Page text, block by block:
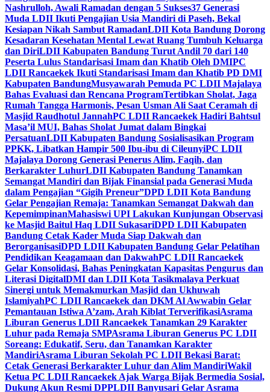
Nashrulloh, Awali Ramadan dengan 5 Sukses37 Generasi
Muda LDII Ikuti Pengajian Usia Mandiri di Paseh, Bekal
Kesiapan Nikah Sambut RamadanLDII Kota Bandung Dorong
Kesadaran Kesehatan Mental Lewat Ruang Tumbuh Keluarga
dan DiriLDII Kabupaten Bandung Turut Andil 70 dari 140
Peserta Lulus Standarisasi Imam dan Khatib Oleh DMIPC
LDII Rancaekek Ikuti Standarisasi Imam dan Khatib PD DMI
Kabupaten BandungMusyawarah Pemuda PC LDII Majalaya
Bahas Evaluasi dan Rencana ProgramTertibkan Sholat, Jaga
Rumah Tangga Harmonis, Pesan Usman Ali Saat Ceramah di
Masjid Raudhotul JannahPC LDII Rancaekek Hadiri Bahtsul
Masa’il MUI, Bahas Sholat Jumat dalam Bingkai
PersatuanLDII Kabupaten Bandung Sosialisasikan Program
PPKK, Libatkan Hampir 500 Ibu-ibu di CileunyiPC LDII
Majalaya Dorong Generasi Penerus Alim, Faqih, dan
Berkarakter LuhurLDII Kabupaten Bandung Tanamkan
Semangat Mandiri dan Bijak Finansial pada Generasi Muda
dalam Pengajian “Gigih Preneur”DPD LDII Kota Bandung
Gelar Pengajian Remaja: Tanamkan Semangat Dakwah dan
KepemimpinanMahasiswi UPI Lakukan Kunjungan Observasi
ke Masjid Baitul Haq LDII SukasariDPD LDII Kabupaten
Bandung Cetak Kader Muda Siap Dakwah dan
BerorganisasiDPD LDII Kabupaten Bandung Gelar Pelatihan
Pendidikan Keagamaan dan DakwahPC LDII Rancaekek
Gelar Konsolidasi, Bahas Peningkatan Kapasitas Pengurus dan
Literasi DigitalDMI dan LDII Kota Tasikmalaya Perkuat
Sinergi untuk Memakmurkan Masjid dan Ukhuwah
IslamiyahPC LDII Rancaekek dan DKM Al Awwabin Gelar
Pemantauan Istiwa A’zam, Arah Kiblat TerverifikasiAsrama
Liburan Generus LDII Rancaekek Tanamkan 29 Karakter
Luhur pada Remaja SMPAsrama Liburan Generus PC LDII
Soreang: Edukatif, Seru, dan Tanamkan Karakter
MandiriAsrama Liburan Sekolah PC LDII Bekasi Barat:
Cetak Generasi Berkarakter Luhur dan Alim MandiriWakil
Ketua PC LDII Rancaekek Ajak Warga Bijak Bermedia Sosial,
Dukung Akun Resmi DPPLDII Banyusari Gelar Asrama